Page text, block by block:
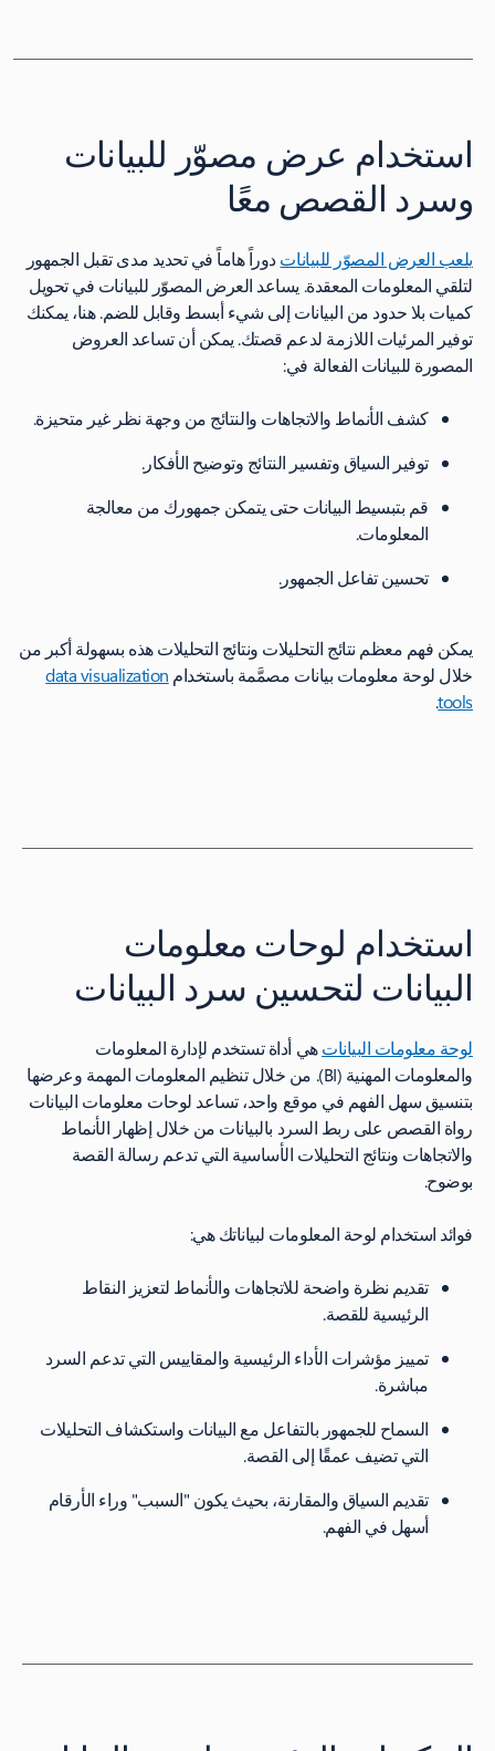
استخدام عرض مصوّر للبيانات
وسرد القصص معًا
يلعب العرض المصوّر للبياناتدوراً هاماً في تحديد مدى تقبل الجمهور
لتلقي المعلومات المعقدة. يساعد العرض المصوّر للبيانات في تحويل
كميات بلا حدود من البيانات إلى شيء أبسط وقابل للضم. هنا، يمكنك
توفير المرئيات اللازمة لدعم قصتك. يمكن أن تساعد العروض
المصورة للبيانات الفعالة في:
كشف الأنماط والاتجاهات والنتائج من وجهة نظر غير متحيزة.
توفير السياق وتفسير النتائج وتوضيح الأفكار.
قم بتبسيط البيانات حتى يتمكن جمهورك من معالجة
المعلومات.
تحسين تفاعل الجمهور.
يمكن فهم معظم نتائج التحليلات ونتائج التحليلات هذه بسهولة أكبر من
خلال لوحة معلومات بيانات مصمَّمة باستخدام data visualization
tools
.
استخدام لوحات معلومات
البيانات لتحسين سرد البيانات
لوحة معلومات البياناتهي أداة تستخدم لإدارة المعلومات
والمعلومات المهنية (BI). من خلال تنظيم المعلومات المهمة وعرضها
بتنسيق سهل الفهم في موقع واحد، تساعد لوحات معلومات البيانات
رواة القصص على ربط السرد بالبيانات من خلال إظهار الأنماط
والاتجاهات ونتائج التحليلات الأساسية التي تدعم رسالة القصة
بوضوح.
فوائد استخدام لوحة المعلومات لبياناتك هي:
تقديم نظرة واضحة للاتجاهات والأنماط لتعزيز النقاط
الرئيسية للقصة.
تمييز مؤشرات الأداء الرئيسية والمقاييس التي تدعم السرد
مباشرة.
السماح للجمهور بالتفاعل مع البيانات واستكشاف التحليلات
التي تضيف عمقًا إلى القصة.
تقديم السياق والمقارنة، بحيث يكون "السبب" وراء الأرقام
أسهل في الفهم.